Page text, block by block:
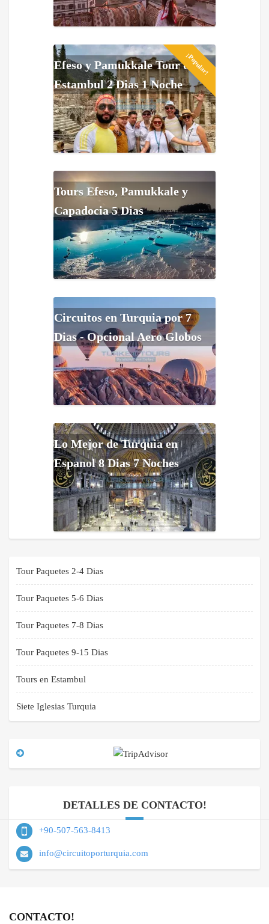
¡Popular!
Efeso y Pamukkale Tour de
Estambul 2 Dias 1 Noche
Tours Efeso, Pamukkale y
Capadocia 5 Dias
Circuitos en Turquia por 7
Dias - Opcional Aero Globos
Lo Mejor de Turquia en
Espanol 8 Dias 7 Noches
Tour Paquetes 2-4 Dias
Tour Paquetes 5-6 Dias
Tour Paquetes 7-8 Dias
Tour Paquetes 9-15 Dias
Tours en Estambul
Siete Iglesias Turquia
DETALLES DE CONTACTO!
+90-507-563-8413
info@circuitoporturquia.com
CONTACTO!